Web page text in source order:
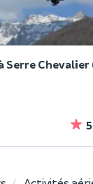
Serre Chevalier